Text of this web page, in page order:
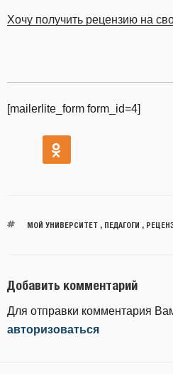
Хочу получить рецензию на
[mailerlite_form form_id=4]
МОЙ УНИВЕРСИТЕТ ПЕДАГОГИ
Добавить комментарий
Для отправки комментария
авторизоваться